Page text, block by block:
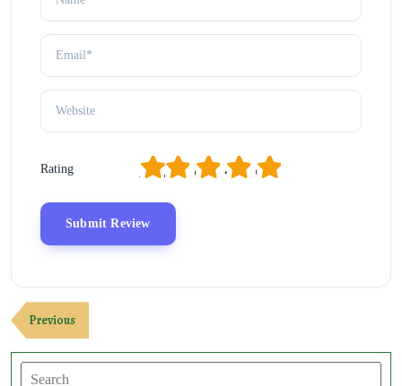
Rating 5
4
3
2
Post
navigation
Previous
Post
Previous
Search